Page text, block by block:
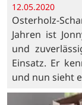
12.05.2020
Osterholz-
Jahren ist
und
Einsatz. Er
und nun sieht